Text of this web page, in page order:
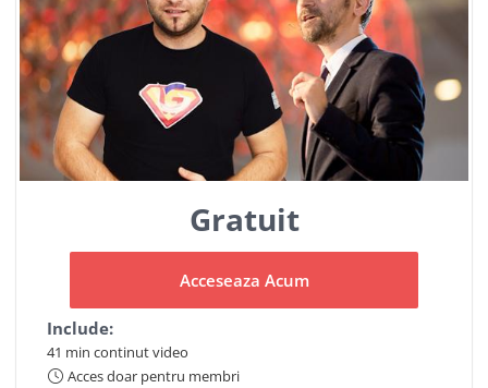
Gratuit
Acceseaza Acum
Include:
41 min continut video
Acces doar pentru membri